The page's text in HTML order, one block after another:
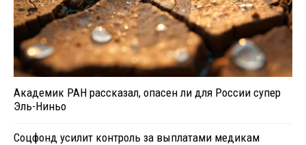
Академик РАН рассказал, опасен ли для России супер
Эль-Ниньо
Соцфонд усилит контроль за выплатами медикам